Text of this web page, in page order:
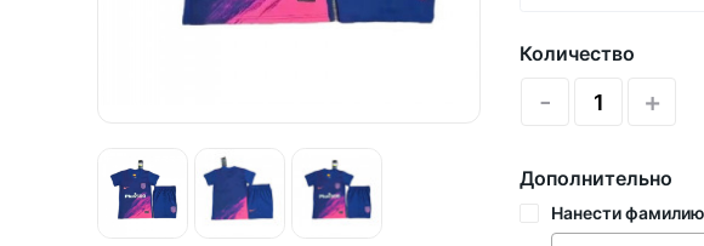
Количество
- +
Дополнительно
Нанести